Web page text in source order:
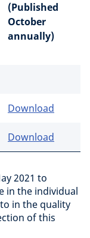
(Published
October
annually)
Download
Download
2021 to
in the individual
in the quality
of this